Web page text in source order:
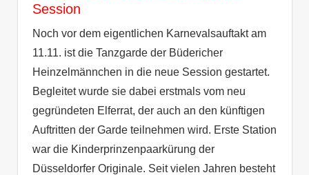
Session
Noch vor dem eigentlichen Karnevalsauftakt am
11.11. ist die Tanzgarde der Büdericher
Heinzelmännchen in die neue Session gestartet.
Begleitet wurde sie dabei erstmals vom neu
gegründeten Elferrat, der auch an den künftigen
Auftritten der Garde teilnehmen wird. Erste Station
war die Kinderprinzenpaarkürung der
Düsseldorfer Originale. Seit vielen Jahren besteht